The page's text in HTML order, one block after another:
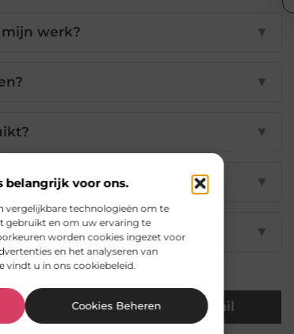
belangrijk voor ons.
vergelijkbare technologieën om te
gebruikt en om uw ervaring te
worden cookies ingezet voor
en het analyseren van
vindt u in ons cookiebeleid.
Cookies Beheren
werk? ▼
▼
▼
▼
▼
LinkedIn Email